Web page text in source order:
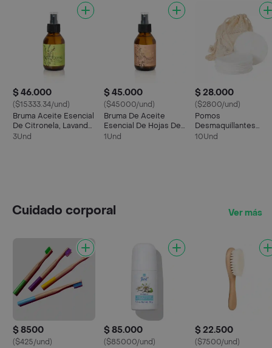
$ 46.000
($15333.34/und)
Bruma Aceite Esencial
De Citronela, Lavanda,
Eucalipto Limón, Árbol
3Und
$ 45.000
($45000/und)
Bruma De Aceite
Esencial De Hojas De
Canela Y Limón,
1Und
$ 28.000
($2800/und)
Pomos
Desmaquillantes
Reutilizables
10Und
Cuidado corporal Ver más
$ 8500
($425/und)
$ 85.000
($85000/und)
$ 22.500
($7500/und)